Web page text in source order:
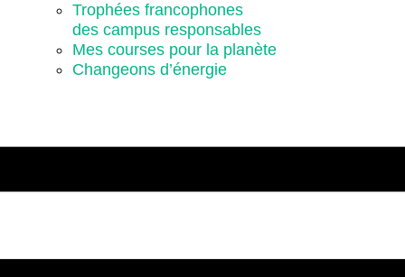
Trophées francophones
des campus responsables
Mes courses pour la planète
Changeons d’énergie